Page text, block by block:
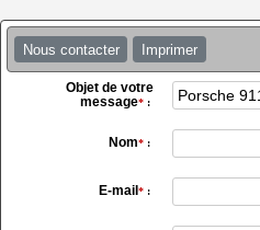
Nous contacter Imprimer
Objet de votre
message*:
Nom*:
E-mail *: